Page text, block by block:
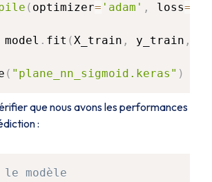
( optimizer= 'adam' , loss=
model . fit (X_train , y_train ,
( "plane_nn_sigmoid.keras" )
que nous avons les performances
:
modèle